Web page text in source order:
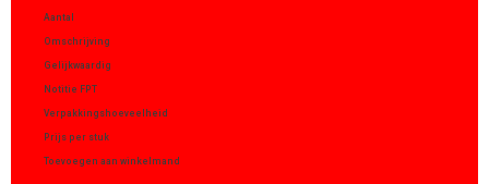
Aantal
Omschrijving
Gelijkwaardig
Notitie FPT
Verpakkingshoeveelheid
Prijs per stuk
Toevoegen aan winkelmand